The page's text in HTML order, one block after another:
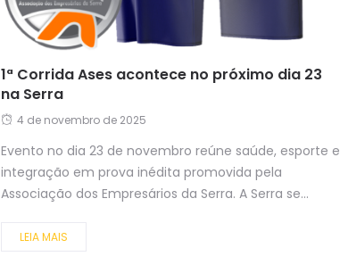
1ª Corrida Ases acontece no próximo dia 23
na Serra
4 de novembro de 2025
Evento no dia 23 de novembro reúne saúde, esporte e
integração em prova inédita promovida pela
Associação dos Empresários da Serra. A Serra se...
LEIA MAIS